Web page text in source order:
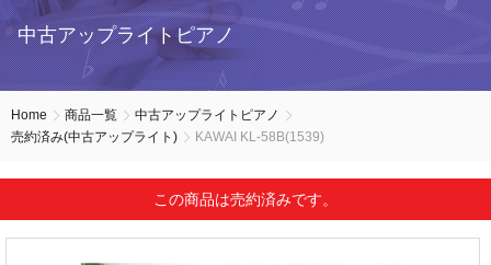
中古アップライトピアノ
Home 商品一覧
中古アップライトピアノ
売約済み(中古アップライト)
KAWAI KL-58B(1539)
この商品は売約済みです。